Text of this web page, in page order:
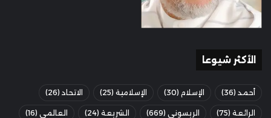
الأكثر شيوعا
أحمد (36) الإسلام (30) الإسلامية (25) الاتحاد (26)
الرائعة (75) الريسوني (669) الشريعة (24) العالمي (16)